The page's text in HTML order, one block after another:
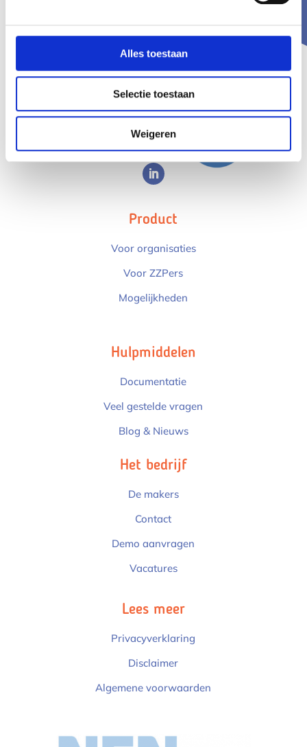
Alles toestaan
Selectie toestaan
Weigeren
Product
Voor organisaties
Voor ZZPers
Mogelijkheden
Hulpmiddelen
Documentatie
Veel gestelde vragen
Blog & Nieuws
Het bedrijf
De makers
Contact
Demo aanvragen
Vacatures
Lees meer
Privacyverklaring
Disclaimer
Algemene voorwaarden